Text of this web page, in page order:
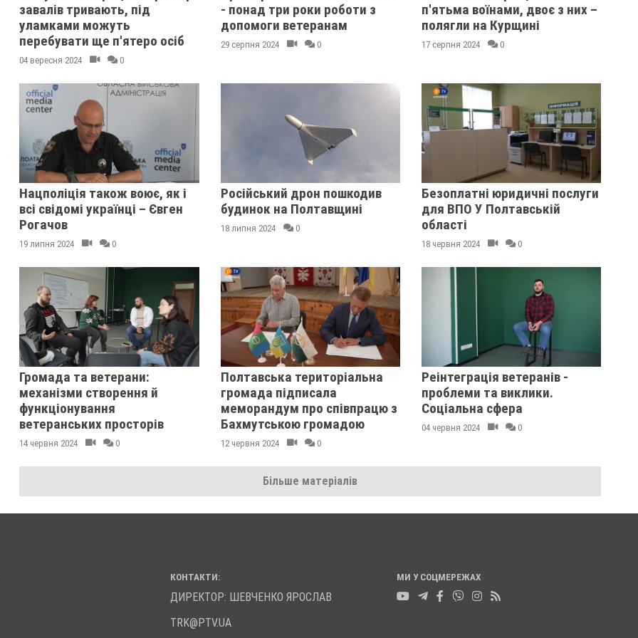
завалів тривають, під
уламками можуть
перебувати ще п'ятеро осіб
04 вересня 2024 0
- понад три роки роботи з
допомоги ветеранам
29 серпня 2024 0
п'ятьма воїнами, двоє з них –
полягли на Курщині
17 серпня 2024 0
Нацполіція також воює, як і
всі свідомі українці – Євген
Рогачов
19 липня 2024 0
Російський дрон пошкодив
будинок на Полтавщині
18 липня 2024 0
Безоплатні юридичні послуги
для ВПО У Полтавській
області
18 червня 2024 0
Громада та ветерани:
механізми створення й
функціонування
ветеранських просторів
14 червня 2024 0
Полтавська територіальна
громада підписала
меморандум про співпрацю з
Бахмутською громадою
12 червня 2024 0
Реінтеграція ветеранів -
проблеми та виклики.
Соціальна сфера
04 червня 2024 0
Більше матеріалів
КОНТАКТИ:
ДИРЕКТОР: ШЕВЧЕНКО ЯРОСЛАВ
TRK@PTV.UA
МИ У СОЦМЕРЕЖАХ